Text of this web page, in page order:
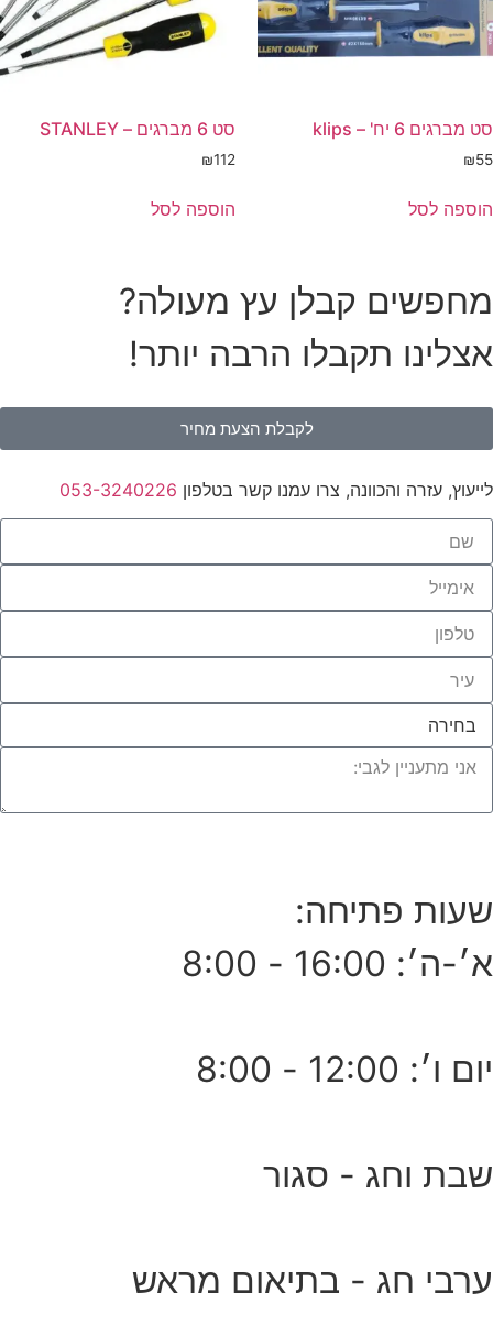
סט מברגים 6 יח' – klips
₪55
הוספה לסל
סט 6 מברגים – STANLEY
₪112
הוספה לסל
מחפשים קבלן עץ מעולה?
אצלינו תקבלו הרבה יותר!
לקבלת הצעת מחיר
לייעוץ, עזרה והכוונה, צרו עמנו קשר בטלפון 053-3240226
שעות פתיחה:
א׳-ה׳: 16:00 - 8:00
יום ו׳: 12:00 - 8:00
שבת וחג - סגור
ערבי חג - בתיאום מראש